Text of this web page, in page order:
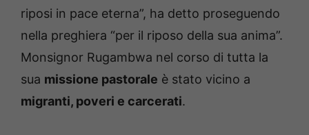
riposi in pace eterna”, ha detto proseguendo
nella preghiera “per il riposo della sua anima”.
Monsignor Rugambwa nel corso di tutta la
sua missione pastorale è stato vicino a
migranti, poveri e carcerati.